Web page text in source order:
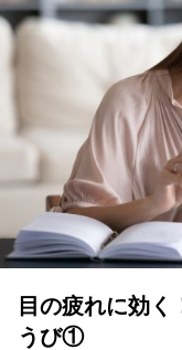
目の疲れに効
うび①